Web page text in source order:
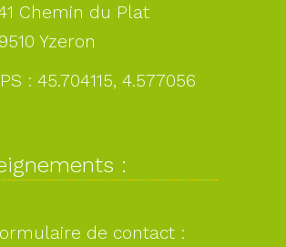
Chemin du Plat
Yzeron
: 45.704115, 4.577056
:
de contact :